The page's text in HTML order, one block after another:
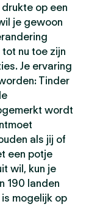
op een
je gewoon
nu toe zijn
Je ervaring
Tinder
wordt
als jij of
een potje
wil, kun je
190 landen
mogelijk op